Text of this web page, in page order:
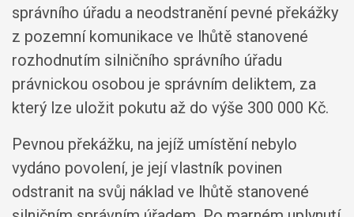
správního úřadu a neodstranění pevné překážky
z pozemní komunikace ve lhůtě stanovené
rozhodnutím silničního správního úřadu
právnickou osobou je správním deliktem, za
který lze uložit pokutu až do výše 300 000 Kč.
Pevnou překážku, na jejíž umístění nebylo
vydáno povolení, je její vlastník povinen
odstranit na svůj náklad ve lhůtě stanovené